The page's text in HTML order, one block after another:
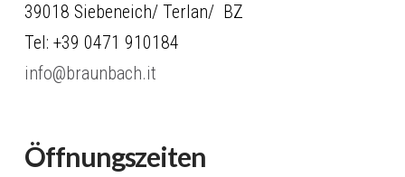
39018 Siebeneich/ Terlan/ BZ
Tel: +39 0471 910184
info@braunbach.it
Öffnungszeiten